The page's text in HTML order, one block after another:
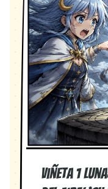
Viñeta 1